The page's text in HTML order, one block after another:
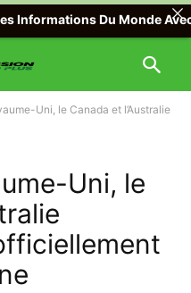
Uni, le Canada et l’Australie
Uni, le
Du Monde Avec